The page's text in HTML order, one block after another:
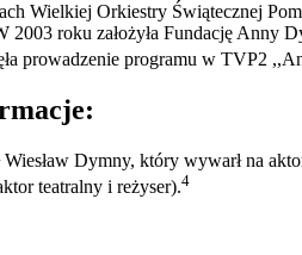
Wielkiej Orkiestry Świątecznej
2003 roku założyła Fundację Anny
prowadzenie programu w TVP2
Dymny, który wywarł na
teatralny i reżyser).4